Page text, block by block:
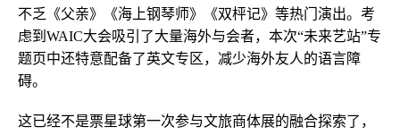
不乏《父亲》《海上钢琴师》《双枰记》等热门演出。考
虑到WAIC大会吸引了大量海外与会者，本次“未来艺站”专
题页中还特意配备了英文专区，减少海外友人的语言障
碍。
这已经不是票星球第一次参与文旅商体展的融合探索了，